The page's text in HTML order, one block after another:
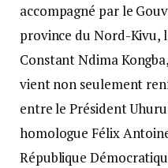
accompagné par le
province du Nord-Kivu,
Constant Ndima
vient non seulement
entre le Président
homologue Félix
République